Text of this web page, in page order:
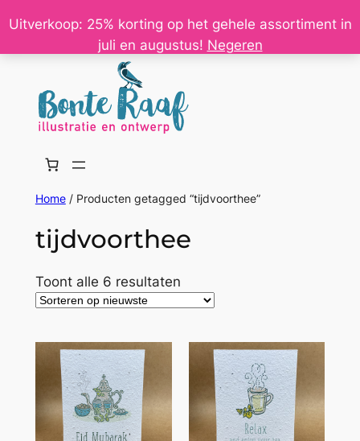
Uitverkoop: 25% korting op het gehele assortiment in
juli en augustus! Negeren
Ga
de
Home/ Producten getagged “tijdvoorthee”
tijdvoorthee
Toont alle 6 resultatenGesorteerd